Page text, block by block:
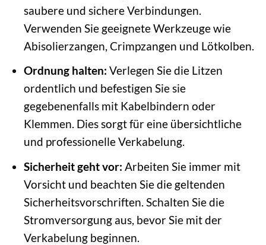
saubere und sichere Verbindungen.
Verwenden Sie geeignete Werkzeuge wie
Abisolierzangen, Crimpzangen und Lötkolben.
Ordnung halten: Verlegen Sie die Litzen
ordentlich und befestigen Sie sie
gegebenenfalls mit Kabelbindern oder
Klemmen. Dies sorgt für eine übersichtliche
und professionelle Verkabelung.
Sicherheit geht vor: Arbeiten Sie immer mit
Vorsicht und beachten Sie die geltenden
Sicherheitsvorschriften. Schalten Sie die
Stromversorgung aus, bevor Sie mit der
Verkabelung beginnen.